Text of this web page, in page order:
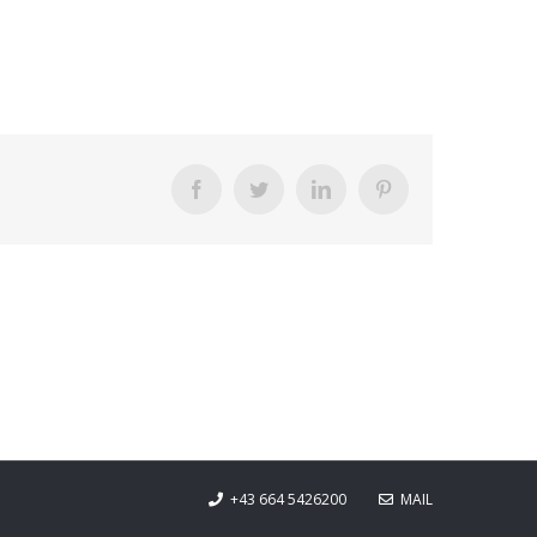
Facebook Twitter LinkedIn
+43 664 5426200 MAIL